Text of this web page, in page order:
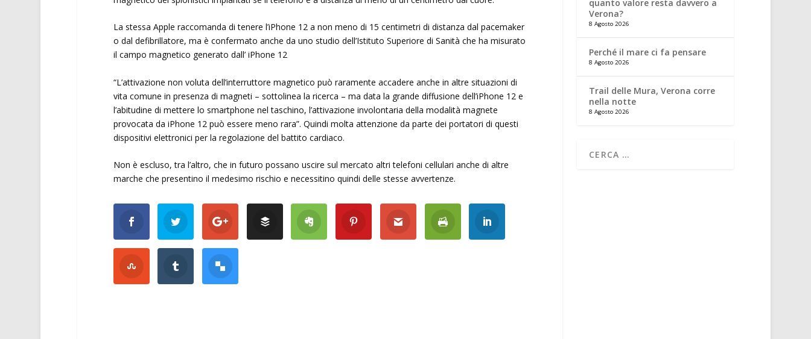
La stessa Apple raccomanda di tenere l’iPhone 12 a non meno di 15 centimetri di distanza dal pacemaker
o dal defibrillatore, ma è confermato anche da uno studio dell’Istituto Superiore di Sanità che ha misurato
il campo magnetico generato dall’ iPhone 12
“L’attivazione non voluta dell’interruttore magnetico può raramente accadere anche in altre situazioni di
vita comune in presenza di magneti – sottolinea la ricerca – ma data la grande diffusione dell’iPhone 12 e
l’abitudine di mettere lo smartphone nel taschino, l’attivazione involontaria della modalità magnete
provocata da iPhone 12 può essere meno rara”. Quindi molta attenzione da parte dei portatori di questi
dispositivi elettronici per la regolazione del battito cardiaco.
Non è escluso, tra l’altro, che in futuro possano uscire sul mercato altri telefoni cellulari anche di altre
marche che presentino il medesimo rischio e necessitino quindi delle stesse avvertenze.
quanto valore resta davvero a
Verona?
8 Agosto 2026
Perché il mare ci fa pensare
8 Agosto 2026
Trail delle Mura, Verona corre
nella notte
8 Agosto 2026